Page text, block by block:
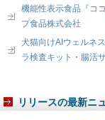
機能性表示食品『コ
プ食品株式会社
犬猫向けAIウェルネ
ラ検査キット・腸活
リリースの最新ニ